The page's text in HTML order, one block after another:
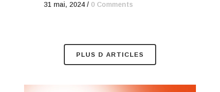
31 mai, 2024 / 0 Comments
PLUS D ARTICLES